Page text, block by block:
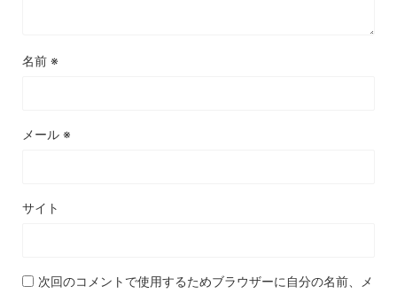
名前 ※
メール ※
サイト
次回のコメントで使用するためブラウザーに自分の名前、メ